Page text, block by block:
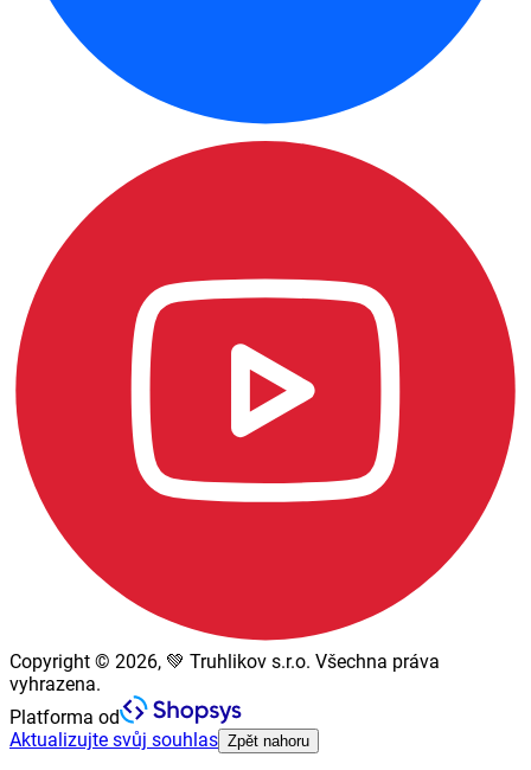
Copyright © 2026, 💚 Truhlikov s.r.o. Všechna práva
vyhrazena.
Platforma od
Aktualizujte svůj souhlas Zpět nahoru